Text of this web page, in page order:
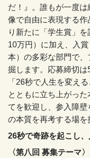
だ！』。誰もが一度
像で自由に表現する
り新たに「学生賞」
10万円）に加え、入
本）の多彩な部門で
掘します。応募締切は
「26秒で人生を変え
とともに立ち上がっ
てを歓迎し、参入障
の本質を再考する場を
26秒で奇跡を起こし
〈第八回 募集テーマ〉